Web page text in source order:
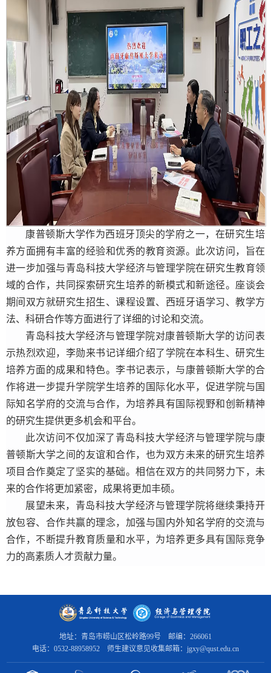
康普顿斯大学作为西班牙顶尖的学府之一，在研究生培
养方面拥有丰富的经验和优秀的教育资源。此次访问，旨在
进一步加强与青岛科技大学经济与管理学院在研究生教育领
域的合作，共同探索研究生培养的新模式和新途径。座谈会
期间双方就研究生招生、课程设置、西班牙语学习、教学方
法、科研合作等方面进行了详细的讨论和交流。
青岛科技大学经济与管理学院对康普顿斯大学的访问表
示热烈欢迎， 李勋来书记详细介绍了学院在本科生、研究生
培养方面的成果和特色。李书记表示，与康普顿斯大学的合
作将进一步提升学院学生培养的国际化水平，促进学院与国
际知名学府的交流与合作，为培养具有国际视野和创新精神
的研究生提供更多机会和平台。
此次访问不仅加深了青岛科技大学经济与管理学院与康
普顿斯大学之间的友谊和合作，也为双方未来的研究生培养
项目合作奠定了坚实的基础。相信在双方的共同努力下，未
来的合作将更加紧密，成果将更加丰硕。
展望未来，青岛科技大学经济与管理学院将继续秉持开
放包容、合作共赢的理念，加强与国内外知名学府的交流与
合作，不断提升教育质量和水平，为培养更多具有国际竞争
力的高素质人才贡献力量。
地址：青岛市崂山区松岭路99号 邮编：266061
电话：0532-88958952 师生建议意见收集邮箱：jgxy@qust.edu.cn